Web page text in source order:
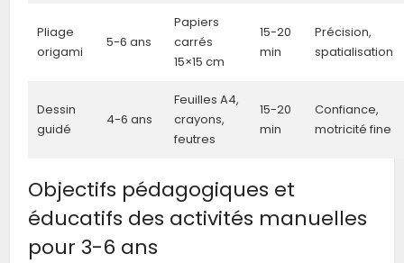
Pliage
origami
5-6 ans
Papiers
carrés
15×15 cm
15-20
min
Précision,
spatialisation
Dessin
guidé
4-6 ans
Feuilles A4,
crayons,
feutres
15-20
min
Confiance,
motricité fine
Objectifs pédagogiques et
éducatifs des activités manuelles
pour 3-6 ans